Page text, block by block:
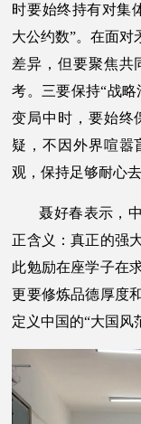
时要始终持有对集
大公约数”。在面对
差异，但要聚焦共
考。三要保持“战
变局中时，要始终
疑，不因外界喧嚣
观，保持足够耐心
聂好春表示，
正含义：真正的强
此勉励在座学子在
更要修炼品德厚度
定义中国的“大国风